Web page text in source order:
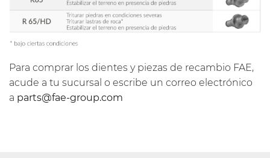
Para comprar los dientes y piezas de recambio FAE,
acude a tu sucursal o escribe un correo electrónico
a parts@fae-group.com